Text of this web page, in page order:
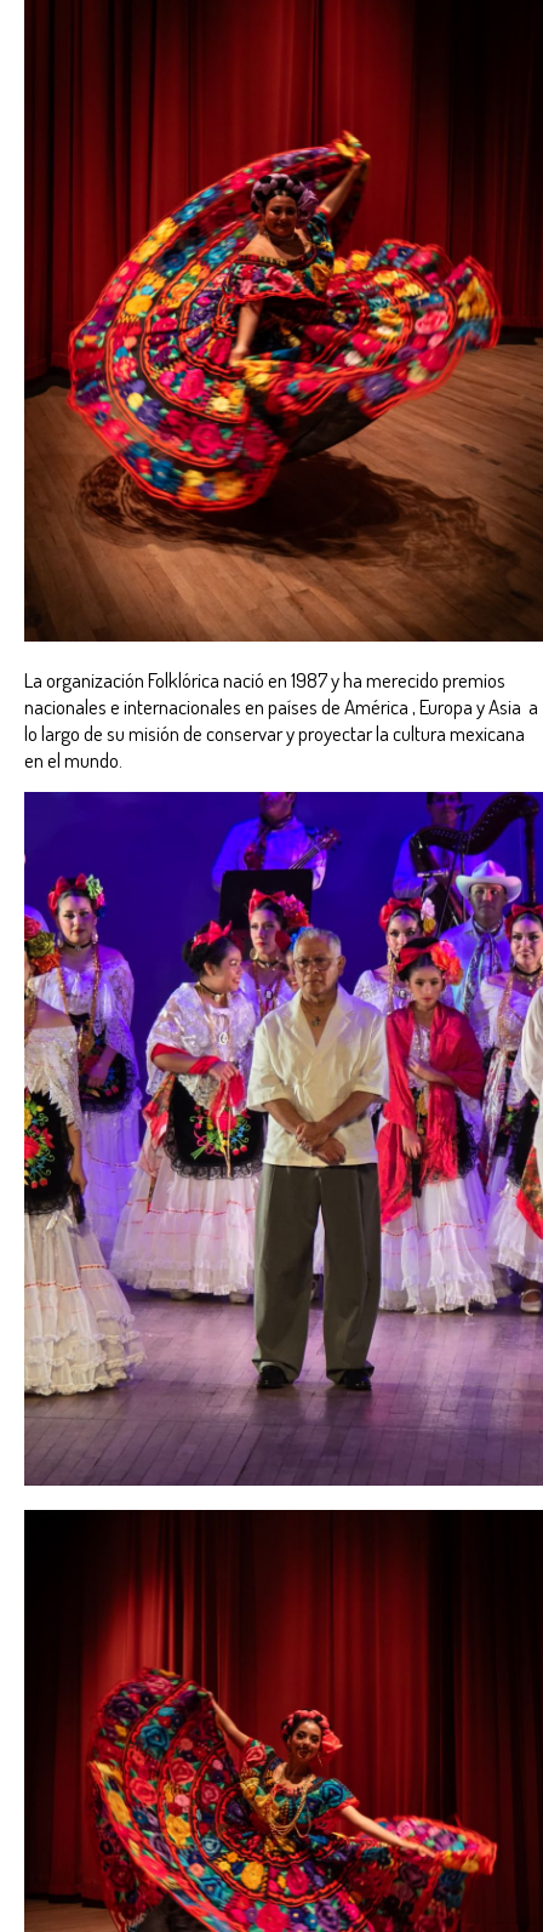
La organización Folklórica nació en 1987 y ha merecido premios
nacionales e internacionales en países de América , Europa y Asia a
lo largo de su misión de conservar y proyectar la cultura mexicana
en el mundo.